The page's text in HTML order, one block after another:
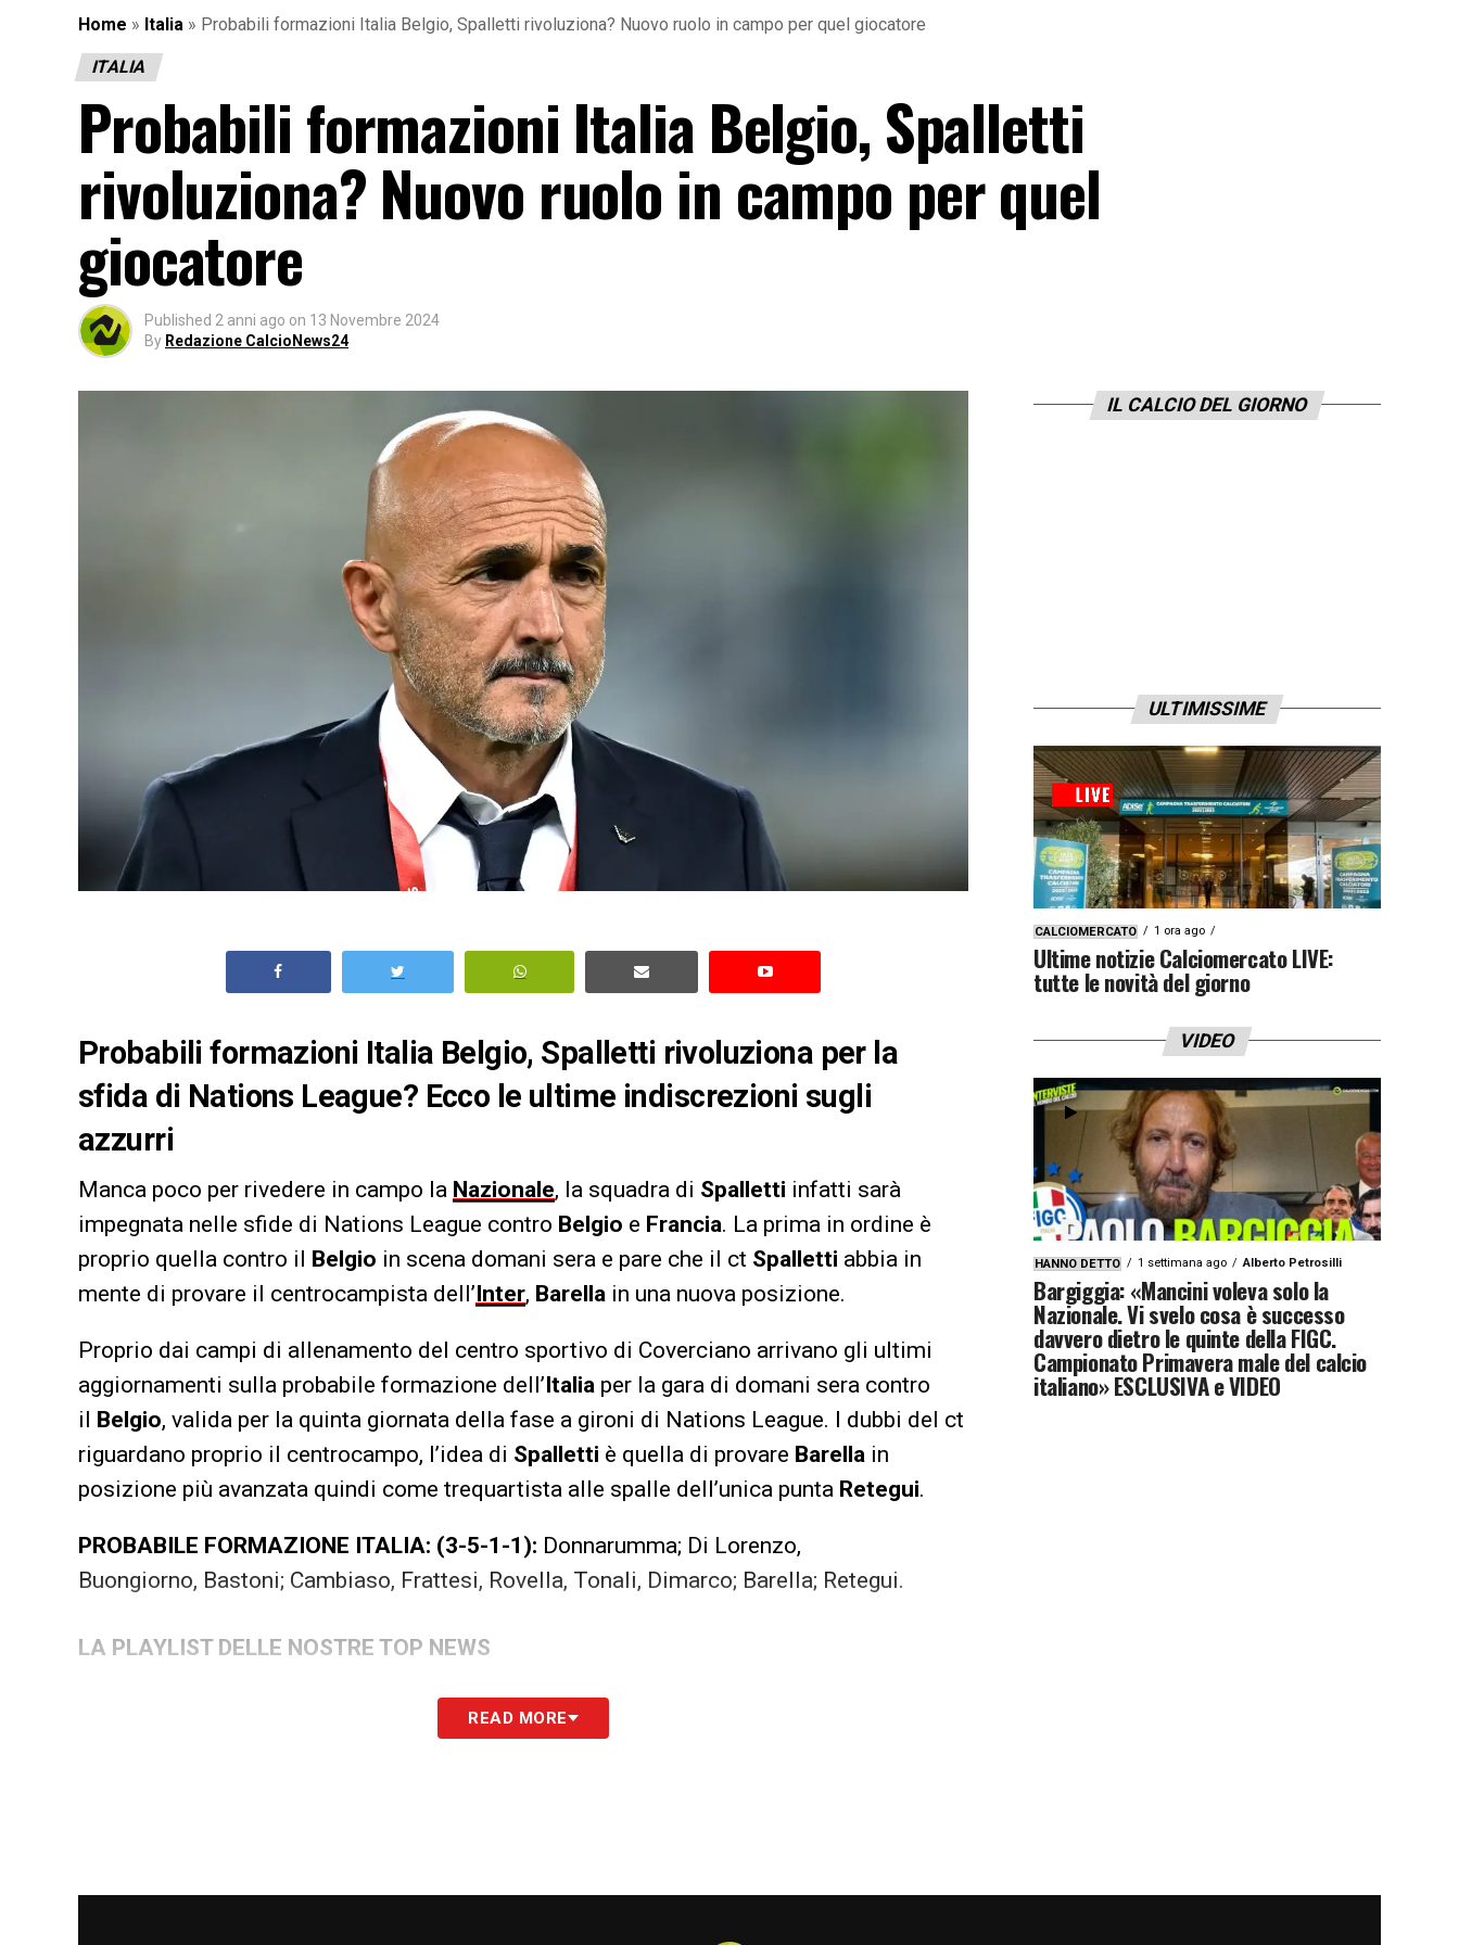
Home » Italia » Probabili formazioni Italia Belgio, Spalletti rivoluziona? Nuovo ruolo in campo per quel giocatore
ITALIA
Probabili formazioni Italia Belgio, Spalletti
rivoluziona? Nuovo ruolo in campo per quel
giocatore
Published 2 anni ago on 13 Novembre 2024
By Redazione CalcioNews24
Probabili formazioni Italia Belgio, Spalletti rivoluziona per la
sfida di Nations League? Ecco le ultime indiscrezioni sugli
azzurri
Manca poco per rivedere in campo la Nazionale, la squadra di Spalletti infatti sarà
impegnata nelle sfide di Nations League contro Belgio e Francia. La prima in ordine è
proprio quella contro il Belgio in scena domani sera e pare che il ct Spalletti abbia in
mente di provare il centrocampista dell’Inter, Barella in una nuova posizione.
Proprio dai campi di allenamento del centro sportivo di Coverciano arrivano gli ultimi
aggiornamenti sulla probabile formazione dell’Italia per la gara di domani sera contro
il Belgio, valida per la quinta giornata della fase a gironi di Nations League. I dubbi del ct
riguardano proprio il centrocampo, l’idea di Spalletti è quella di provare Barella in
posizione più avanzata quindi come trequartista alle spalle dell’unica punta Retegui.
PROBABILE FORMAZIONE ITALIA: (3-5-1-1): Donnarumma; Di Lorenzo,
Buongiorno, Bastoni; Cambiaso, Frattesi, Rovella, Tonali, Dimarco; Barella; Retegui.
LA PLAYLIST DELLE NOSTRE TOP NEWS
READ MORE
IL CALCIO DEL GIORNO
ULTIMISSIME
CALCIOMERCATO 1 ora ago
Ultime notizie Calciomercato LIVE:
tutte le novità del giorno
VIDEO
HANNO DETTO 1 settimana ago Alberto Petrosilli
Bargiggia: «Mancini voleva solo la
Nazionale. Vi svelo cosa è successo
davvero dietro le quinte della FIGC.
Campionato Primavera male del calcio
italiano» ESCLUSIVA e VIDEO